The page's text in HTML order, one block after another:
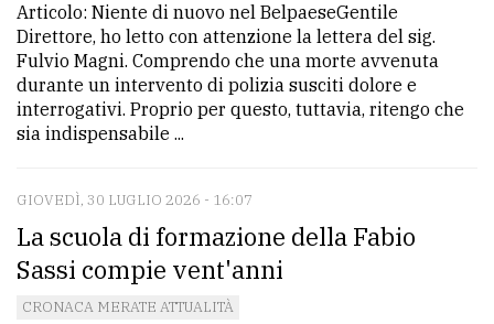
Articolo: Niente di nuovo nel BelpaeseGentile
Direttore, ho letto con attenzione la lettera del sig.
Fulvio Magni. Comprendo che una morte avvenuta
durante un intervento di polizia susciti dolore e
interrogativi. Proprio per questo, tuttavia, ritengo che
sia indispensabile ...
GIOVEDÌ, 30 LUGLIO 2026 - 16:07
La scuola di formazione della Fabio
Sassi compie vent'anni
CRONACA MERATE ATTUALITÀ